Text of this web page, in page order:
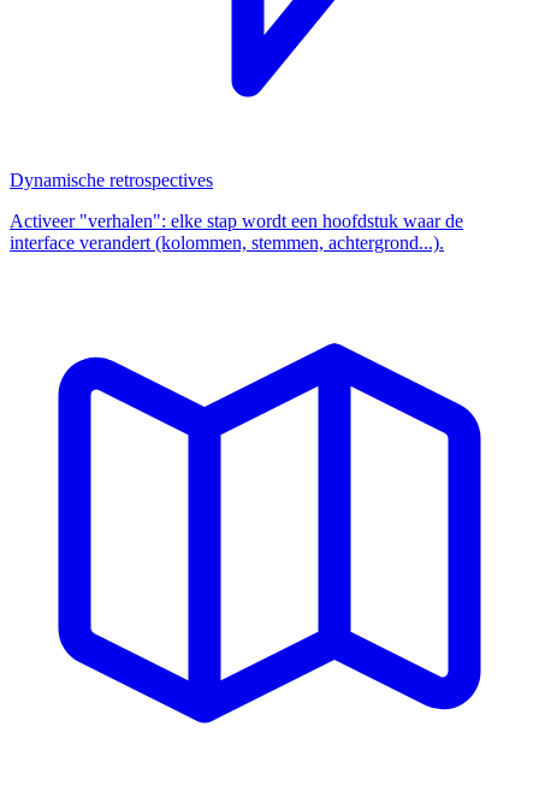
Dynamische retrospectives
Activeer "verhalen": elke stap wordt een hoofdstuk waar de
interface verandert (kolommen, stemmen, achtergrond...).